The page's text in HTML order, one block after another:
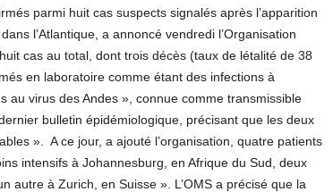
parmi huit cas suspects signalés après l’apparition
l’Atlantique, a annoncé vendredi l’Organisation
cas au total, dont trois décès (taux de létalité de 38
en laboratoire comme étant des infections à
au virus des Andes », connue comme transmissible
bulletin épidémiologique, précisant que les deux
». A ce jour, a ajouté l’organisation, quatre patients
intensifs à Johannesburg, en Afrique du Sud, deux
autre à Zurich, en Suisse ». L’OMS a précisé que la